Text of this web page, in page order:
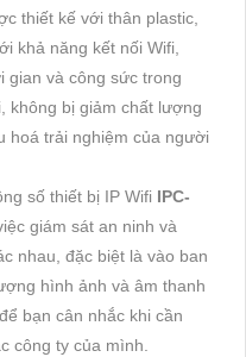
thiết kế với thân plastic,
khả năng kết nối Wifi,
gian và công sức trong
không bị giảm chất lượng
hoá trải nghiệm của người
số thiết bị IP Wifi IPC-
giám sát an ninh và
nhau, đặc biệt là vào ban
hình ảnh và âm thanh
bạn cân nhắc khi cần
công ty của mình.